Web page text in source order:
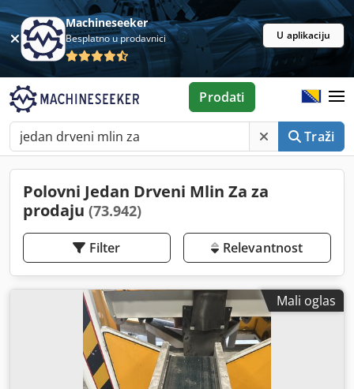
Machineseeker
Besplatno u prodavnici U aplikaciju
Traži
Prodati
Polovni Jedan Drveni Mlin Za za
prodaju (73.942)
Filter Relevantnost
Mali oglas